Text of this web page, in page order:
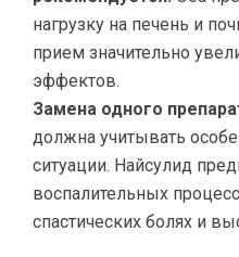
нагрузку на печень и
прием значительно
эффектов.
Замена одного
должна учитывать
ситуации. Найсулид
воспалительных
спастических болях и